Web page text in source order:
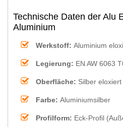
Technische Daten der Alu
Aluminium
Werkstoff: Aluminium
Legierung: EN AW 6063
Oberfläche: Silber eloxiert
Farbe: Aluminiumsilber
Profilform: Eck-Profil